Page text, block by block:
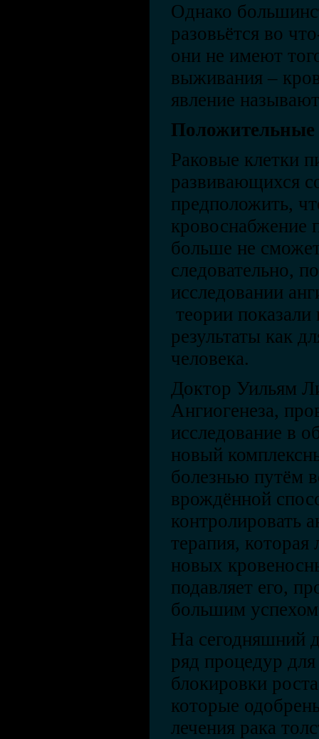
Однако
разовьётся во
они не имеют
выживания –
явление
Положительные
Раковые клетки
развивающихся
предположить,
кровоснабжение
больше не
следовательно,
исследовании
теории
результаты как
человека.
Доктор Уильям
Ангиогенеза,
исследование в
новый
болезнью путём
врождённой
контролировать
терапия,
новых
подавляет его,
большим
На сегодняшний
ряд процедур
блокировки
которые
лечения рака